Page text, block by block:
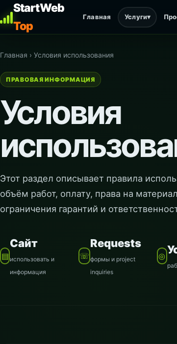
StartWeb
Top
Главная Услуги▾
Главная › Условия использования
ПРАВОВАЯ ИНФОРМАЦИЯ
Условия
Этот раздел описывает правила
объём работ, оплату, права на
ограничения гарантий и
▤
Сайт
использовать и
информация
☏
Requests
формы и project
inquiries
◎